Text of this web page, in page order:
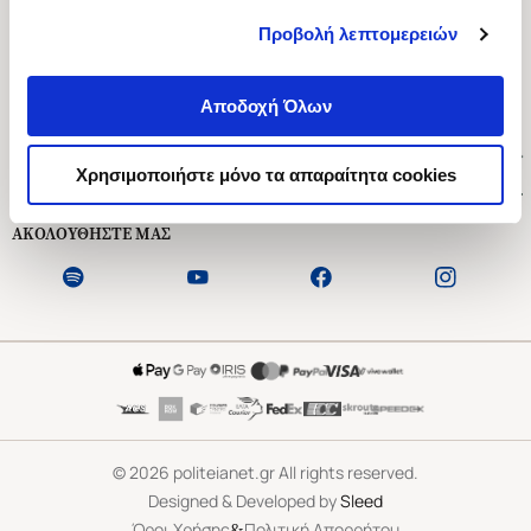
Προβολή λεπτομερειών
Αποδοχή Όλων
Χρησιμοποιήστε μόνο τα απαραίτητα cookies
Ασκληπιού 1-3, Αθήνα 106 79
Δευτέρα - Παρασκευή 09:00-21:00
Εξυπηρέτηση Πελατών
ΑΚΟΛΟΥΘΗΣΤΕ ΜΑΣ
©2026 politeianet.gr All rights reserved.
Designed & Developed bySleed